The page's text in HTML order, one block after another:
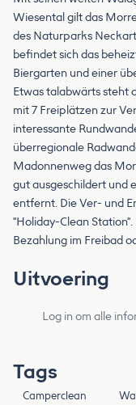
Wiesental gilt das
des Naturparks
befindet sich das
Biergarten und einer
Etwas talabwärts steht
mit 7 Freiplätzen zur
interessante
überregionale
Madonnenweg das
gut ausgeschildert und
entfernt. Die Ver- und
"Holiday-Clean Station".
Bezahlung im Freibad
Uitvoering
Log in om alle
Tags
Camperclean